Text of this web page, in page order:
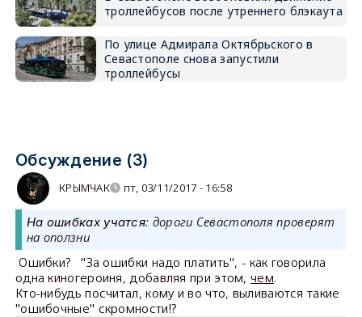
троллейбусов после утреннего блэкаута
По улице Адмирала Октябрьского в
Севастополе снова запустили
троллейбусы
Обсуждение (3)
КРЫМЧАК пт, 03/11/2017 - 16:58
На ошибках учатся: дороги Севастополя проверят
на оползни
Ошибки? "За ошибки надо платить", - как говорила
одна киногероиня, добавляя при этом,чем.
Кто-нибудь посчитал, кому и во что, выливаются такие
"ошибочные" скромности!?